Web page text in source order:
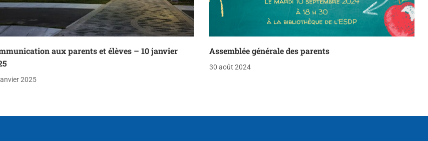
aux parents et élèves – 10 janvier
2025
Assemblée générale des parents
30 août 2024